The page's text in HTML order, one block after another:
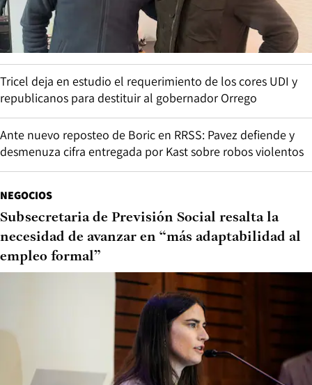
Tricel deja en estudio el requerimiento de los cores UDI y
republicanos para destituir al gobernador Orrego
Ante nuevo reposteo de Boric en RRSS: Pavez defiende y
desmenuza cifra entregada por Kast sobre robos violentos
NEGOCIOS
Subsecretaria de Previsión Social resalta la
necesidad de avanzar en “más adaptabilidad al
empleo formal”